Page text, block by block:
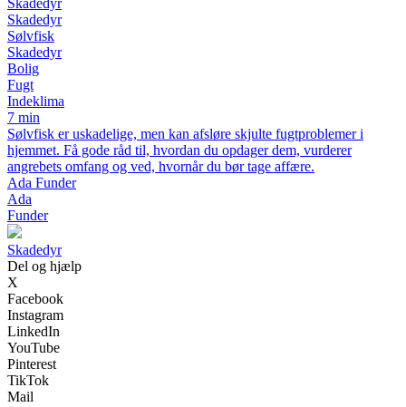
Skadedyr
Skadedyr
Sølvfisk
Skadedyr
Bolig
Fugt
Indeklima
7 min
Sølvfisk er uskadelige, men kan afsløre skjulte fugtproblemer i
hjemmet. Få gode råd til, hvordan du opdager dem, vurderer
angrebets omfang og ved, hvornår du bør tage affære.
Ada Funder
Ada
Funder
Skadedyr
Del og hjælp
X
Facebook
Instagram
LinkedIn
YouTube
Pinterest
TikTok
Mail